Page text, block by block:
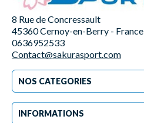
8 Rue de Concressault
45360 Cernoy-en-Berry - France
0636952533
Contact@sakurasport.com
NOS CATEGORIES
INFORMATIONS